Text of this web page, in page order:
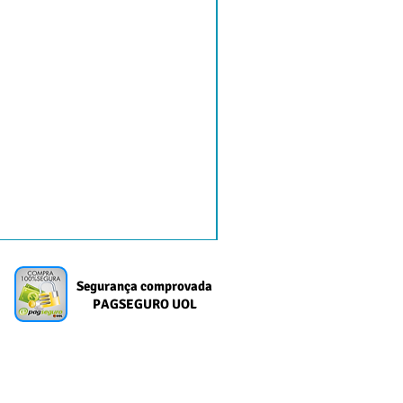
Segurança comprovada
PAGSEGURO UOL